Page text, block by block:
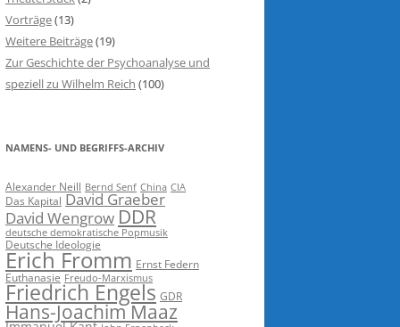
Vorträge(13)
Weitere Beiträge(19)
Zur Geschichte der Psychoanalyse und
speziell zu Wilhelm Reich (100)
NAMENS- UND BEGRIFFS-ARCHIV
Alexander Neill Bernd Senf China CIA
Das Kapital David Graeber
David Wengrow DDR
deutsche demokratische Popmusik
Deutsche Ideologie
Erich Fromm Ernst Federn
Euthanasie Freudo-Marxismus
Friedrich Engels GDR
Hans-Joachim Maaz